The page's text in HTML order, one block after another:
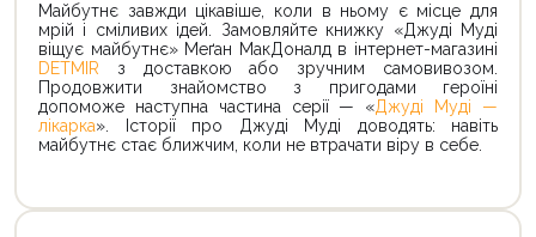
Майбутнє завжди цікавіше, коли в ньому є місце для
мрій і сміливих ідей. Замовляйте книжку «Джуді Муді
віщує майбутнє» Меґан МакДоналд в інтернет-магазині
DETMIR з доставкою або зручним самовивозом.
Продовжити знайомство з пригодами героїні
допоможе наступна частина серії — «Джуді Муді —
лікарка». Історії про Джуді Муді доводять: навіть
майбутнє стає ближчим, коли не втрачати віру в себе.